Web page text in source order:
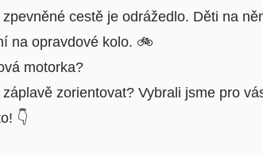
cestě je odrážedlo. Děti na
na opravdové kolo. 🚲
motorka?
zorientovat? Vybrali jsme pro
👇